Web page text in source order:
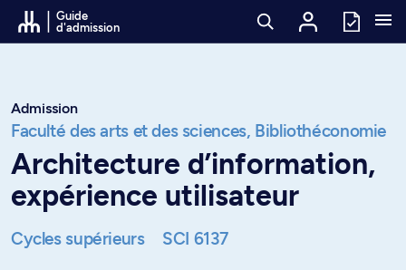
Passer au contenu
Guide
d'admission
Admission
Faculté des arts et des sciences, Bibliothéconomie
Architecture d’information,
expérience utilisateur
Cycles supérieurs SCI 6137